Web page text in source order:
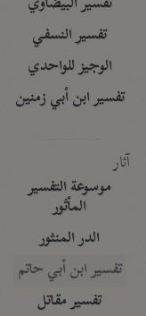
تفسير البيضاوي
تفسير النسفي
الوجيز للواحدي
تفسير ابن أبي زمنين
آثار
موسوعة التفسير
المأثور
الدر المنثور
تفسير ابن أبي حاتم
تفسير مقاتل